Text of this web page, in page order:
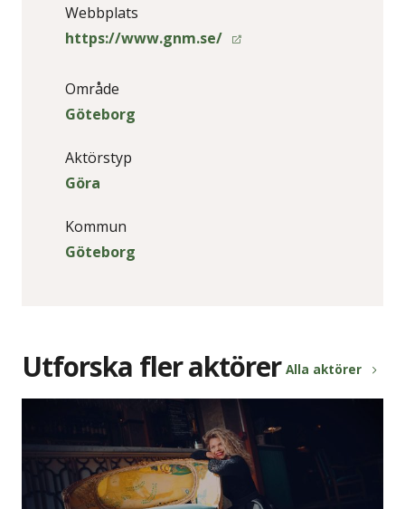
Webbplats
https://www.gnm.se/
Område
Göteborg
Aktörstyp
Göra
Kommun
Göteborg
Utforska fler aktörer Alla aktörer